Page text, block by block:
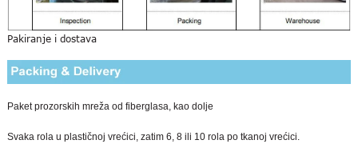
Pakiranje i dostava
Paket prozorskih mreža od fiberglasa, kao dolje
Svaka rola u plastičnoj vrećici, zatim 6, 8 ili 10 rola po tkanoj vrećici.